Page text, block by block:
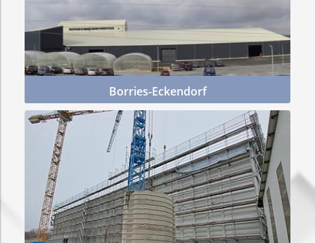
ERGÄNZENDE KOMPONENTEN
Annahme- und Verladegebäude
Gebäudehüllen
Annahmegossen
Borries-Eckendorf
Mehr Infos